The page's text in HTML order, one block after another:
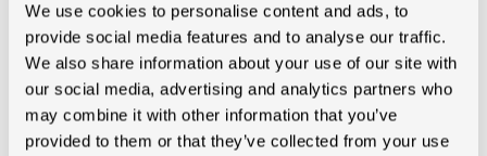
We use cookies to personalise content and ads, to
provide social media features and to analyse our traffic.
We also share information about your use of our site with
our social media, advertising and analytics partners who
may combine it with other information that you’ve
provided to them or that they’ve collected from your use
In evidenza